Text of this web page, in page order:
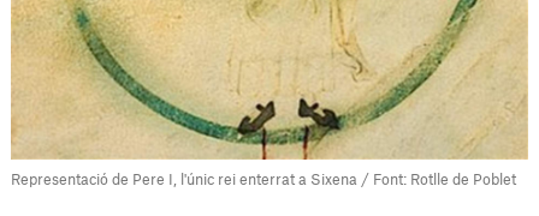
Representació de Pere I, l'únic rei enterrat a Sixena / Font: Rotlle de Poblet